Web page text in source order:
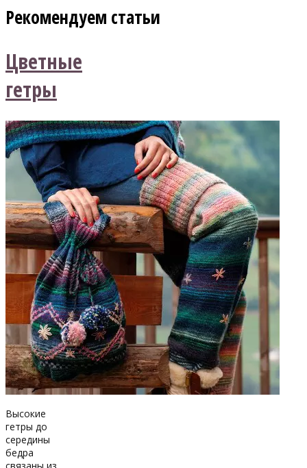
Рекомендуем статьи
Цветные
гетры
Высокие
гетры до
середины
бедра